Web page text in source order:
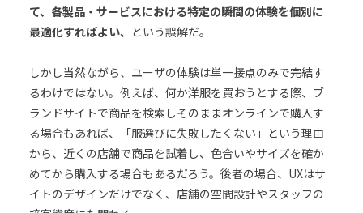
て、各製品・サービスにおける特定の瞬間の体験を個別に
最適化すればよい、
という誤解だ。
しかし当然ながら、ユーザの体験は単一接点のみで完結す
るわけではない。例えば、何か洋服を買おうとする際、ブ
ランドサイトで商品を検索しそのままオンラインで購入す
る場合もあれば、「服選びに失敗したくない」という理由
から、近くの店舗で商品を試着し、色合いやサイズを確か
めてから購入する場合もあるだろう。後者の場合、UXはサ
イトのデザインだけでなく、店舗の空間設計やスタッフの